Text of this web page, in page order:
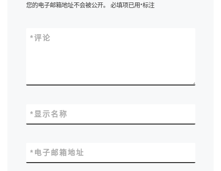
您的电子邮箱地址不会被公开。 必填项已用*标注
评论
*
显示名称
*
电子邮箱地址
*